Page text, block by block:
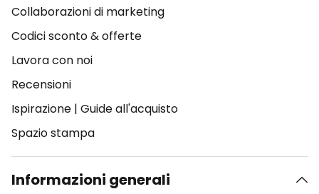
Collaborazioni di marketing
Codici sconto & offerte
Lavora con noi
Recensioni
Ispirazione | Guide all'acquisto
Spazio stampa
Informazioni generali